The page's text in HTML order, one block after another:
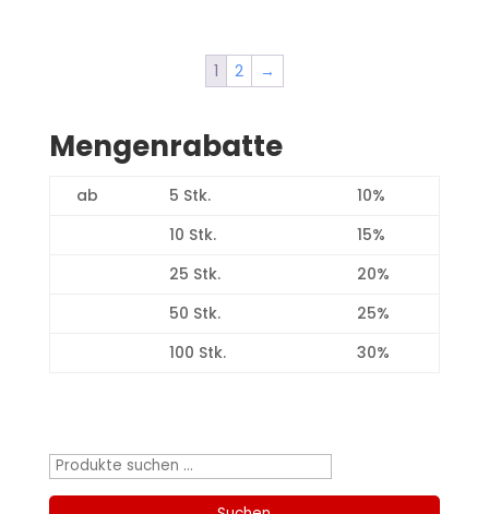
1 2 →
Mengenrabatte
ab 5 Stk.
10%
10 Stk.
15%
25 Stk.
20%
50 Stk.
25%
100 Stk.
30%
Suchen